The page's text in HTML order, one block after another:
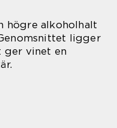
högre alkoholhalt
ligger
ger vinet en